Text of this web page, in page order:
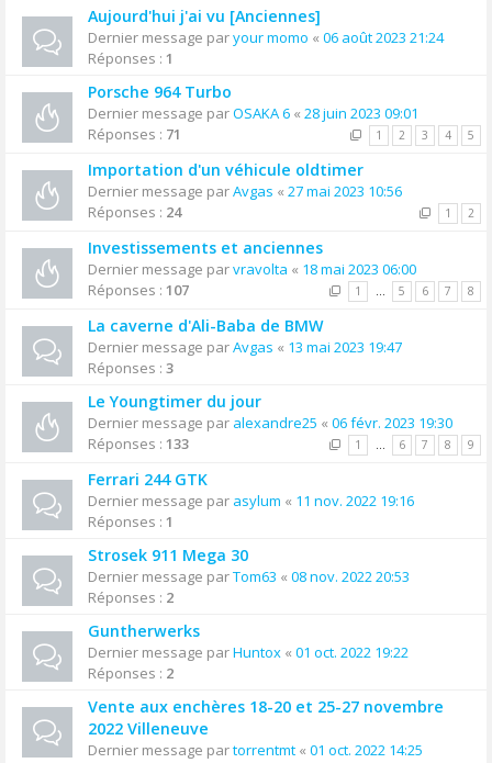
Aujourd'hui j'ai vu [Anciennes]
Dernier message paryour momo « 06 août 2023 21:24
Réponses : 1
Porsche 964 Turbo
Dernier message parOSAKA 6 « 28 juin 2023 09:01
Réponses : 71 1 2 3 4 5
Importation d'un véhicule oldtimer
Dernier message parAvgas « 27 mai 2023 10:56
Réponses : 24 1 2
Investissements et anciennes
Dernier message parvravolta « 18 mai 2023 06:00
Réponses : 107 1 … 5 6 7 8
La caverne d'Ali-Baba de BMW
Dernier message parAvgas « 13 mai 2023 19:47
Réponses : 3
Le Youngtimer du jour
Dernier message par alexandre25 « 06 févr. 2023 19:30
Réponses : 133 1 … 6 7 8 9
Ferrari 244 GTK
Dernier message par asylum « 11 nov. 2022 19:16
Réponses : 1
Strosek 911 Mega 30
Dernier message parTom63 « 08 nov. 2022 20:53
Réponses : 2
Guntherwerks
Dernier message parHuntox « 01 oct. 2022 19:22
Réponses : 2
Vente aux enchères 18-20 et 25-27 novembre
2022 Villeneuve
Dernier message partorrentmt « 01 oct. 2022 14:25